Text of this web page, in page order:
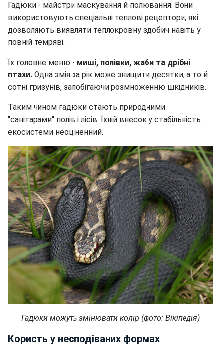
Гадюки - майстри маскування й полювання. Вони
використовують спеціальні теплові рецептори, які
дозволяють виявляти теплокровну здобич навіть у
повній темряві.
Їх головне меню - миші, полівки, жаби та дрібні
птахи. Одна змія за рік може знищити десятки, а то й
сотні гризунів, запобігаючи розмноженню шкідників.
Таким чином гадюки стають природними
"санітарами" полів і лісів. Їхній внесок у стабільність
екосистеми неоціненний.
Гадюки можуть змінювати колір (фото: Вікіпедія)
Користь у несподіваних формах